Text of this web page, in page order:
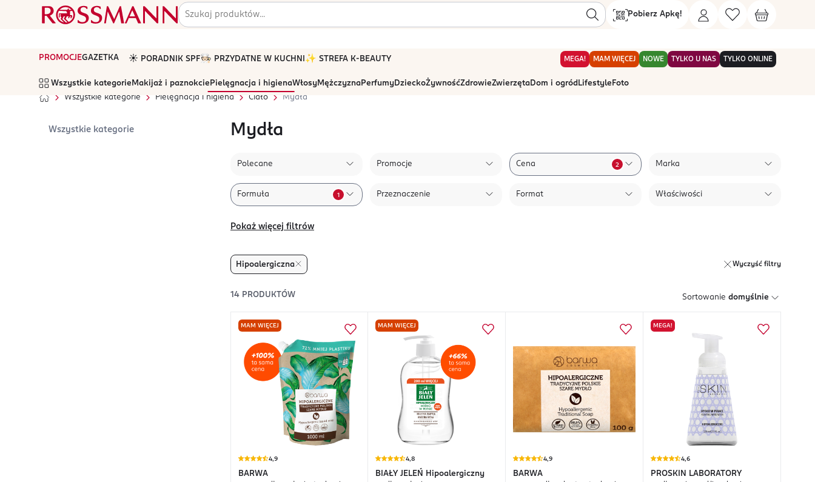
Pobierz Apkę!
PROMOCJEGAZETKA ☀️ PORADNIK SPF🧑🏻‍🍳 PRZYDATNE W KUCHNI ✨ STREFA K-BEAUTY MEGA! MAM WIĘCEJ NOWE TYLKO U NAS TYLKO ONLINE
Wszystkie kategorie Makijaż i paznokcie Pielęgnacja i higienaWłosyMężczyznaPerfumyDzieckoŻywnośćZdrowieZwierzętaDom i ogród Lifestyle Foto
Wszystkie kategorie
Pielęgnacja i higiena Ciało Mydła
Wszystkie kategorie Mydła
Polecane Promocje Cena 2 Marka
Formuła 1 Przeznaczenie Format Właściwości
Pokaż więcej filtrów
Hipoalergiczna Wyczyść filtry
14 PRODUKTÓW Sortowanie domyślnie
MAM WIĘCEJ
4,9
BARWA
MAM WIĘCEJ
4,8
BIAŁY JELEŃ Hipoalergiczny
4,9
BARWA
MEGA!
4,6
PROSKIN LABORATORY